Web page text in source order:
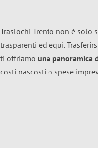
Traslochi Trento non è solo
trasparenti ed equi.
ti offriamo una panoramica
costi nascosti o spese